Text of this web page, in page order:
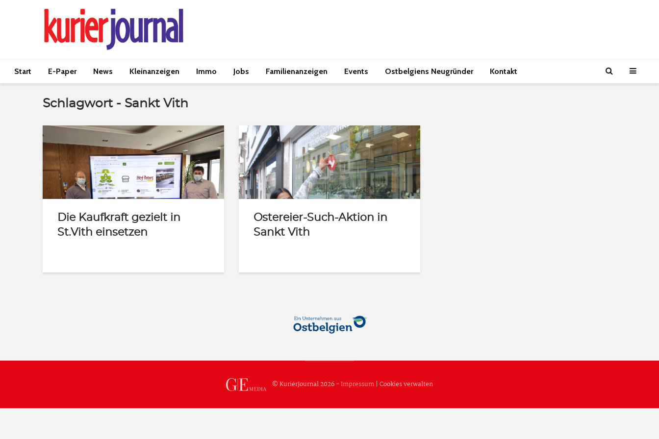
Start E-Paper News Kleinanzeigen Immo Jobs Familienanzeigen Events Ostbelgiens Neugründer Kontakt
Schlagwort - Sankt Vith
Die Kaufkraft gezielt in
St.Vith einsetzen
Ostereier-Such-Aktion in
Sankt Vith
© KurierJournal 2026 -Impressum |Cookies verwalten